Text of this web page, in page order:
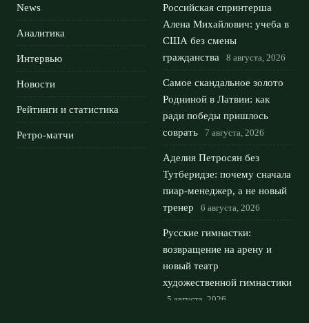
News
Аналитика
Интервью
Новости
Рейтинги и статистика
Ретро-матчи
Российская спринтерша
Алена Михайлович: учеба в
США без смены
гражданства
8 августа, 2026
Самое скандальное золото
Родниной в Латвии: как
ради победы пришлось
соврать
7 августа, 2026
Аделия Петросян без
Тутберидзе: почему сначала
пиар-менеджер, а не новый
тренер
6 августа, 2026
Русские гимнастки:
возвращение на арену и
новый театр
художественной гимнастики
5 августа, 2026